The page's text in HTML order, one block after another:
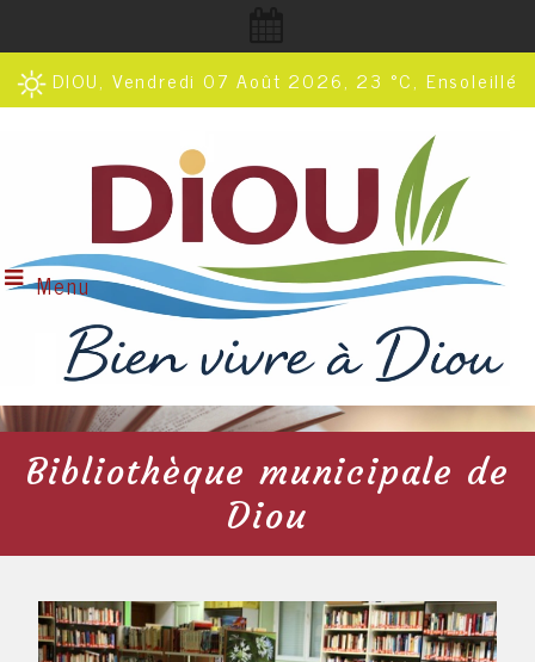
DIOU, Vendredi 07 Août 2026, 23 °C, Ensoleillé
Menu
Bibliothèque municipale de
Diou